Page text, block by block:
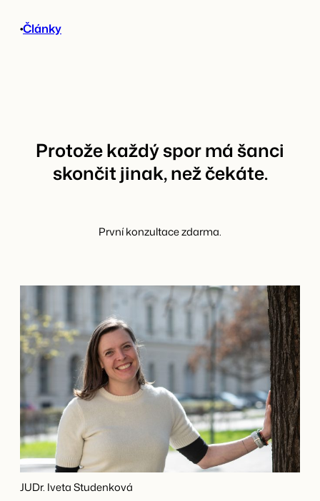
•Články
Protože každý spor má šanci
skončit jinak, než čekáte.
První konzultace zdarma.
JUDr. Iveta Studenková